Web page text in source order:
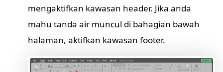
mengaktifkan kawasan header. Jika anda
mahu tanda air muncul di bahagian bawah
halaman, aktifkan kawasan footer.